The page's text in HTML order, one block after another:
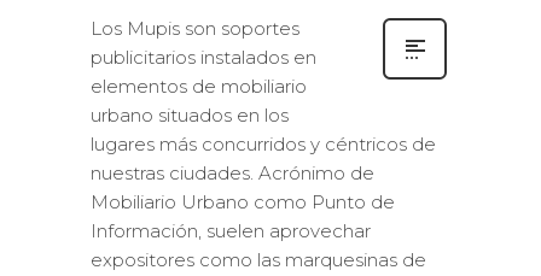
Los Mupis son soportes
publicitarios instalados en
elementos de mobiliario
urbano situados en los
lugares más concurridos y céntricos de
nuestras ciudades. Acrónimo de
Mobiliario Urbano como Punto de
Información, suelen aprovechar
expositores como las marquesinas de